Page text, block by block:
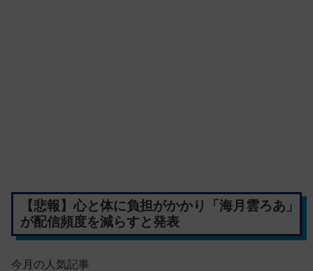
【悲報】心と体に負担がかかり「海月雲ろあ」
が配信頻度を減らすと発表
今月の人気記事